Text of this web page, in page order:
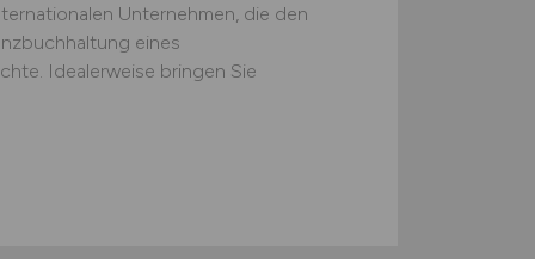
Unternehmen, die den
eines
Idealerweise bringen Sie